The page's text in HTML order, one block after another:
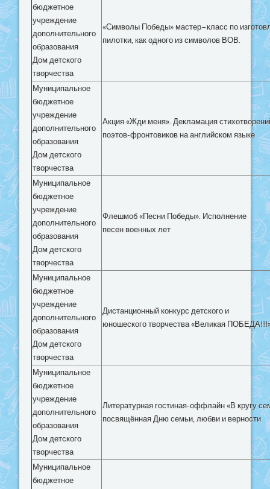
бюджетное
учреждение
дополнительного
образования
Дом детского
творчества
«Символы Победы» мастер–класс по
пилотки, как одного из символов ВОВ.
Муниципальное
бюджетное
учреждение
дополнительного
образования
Дом детского
творчества
Акция «Жди меня». Декламация
поэтов-фронтовиков на английском языке
Муниципальное
бюджетное
учреждение
дополнительного
образования
Дом детского
творчества
Флешмоб «Песни Победы». Исполнение
песен военных лет
Муниципальное
бюджетное
учреждение
дополнительного
образования
Дом детского
творчества
Дистанционный конкурс детского и
юношеского творчества «Великая
Муниципальное
бюджетное
учреждение
дополнительного
образования
Дом детского
творчества
Литературная гостиная-оффлайн «В кругу
посвящённая Дню семьи, любви и верности
Муниципальное
бюджетное